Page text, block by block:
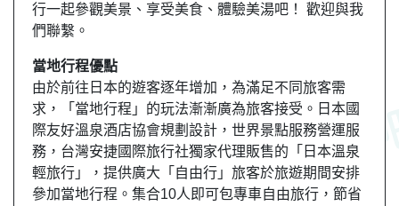
行一起參觀美景、享受美食、體驗美湯吧！ 歡迎與我
們聯繫。
當地行程優點
由於前往日本的遊客逐年增加，為滿足不同旅客需
求，「當地行程」的玩法漸漸廣為旅客接受。日本國
際友好溫泉酒店協會規劃設計，世界景點服務營運服
務，台灣安捷國際旅行社獨家代理販售的「日本溫泉
輕旅行」，提供廣大「自由行」旅客於旅遊期間安排
參加當地行程。集合10人即可包專車自由旅行，節省